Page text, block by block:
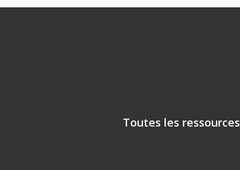
Toutes les ressources